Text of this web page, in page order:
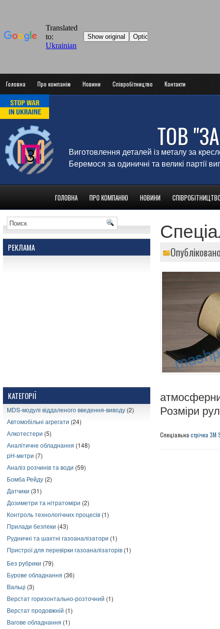
Головна Про компанію Новини Співробітництво Контакти
ТОВ
Виготовлення деталей із металу за
Беремося за одиничні та великі партії
ГОЛОВНА ПРО КОМПАНІЮ НОВИНИ
РЕКЛАМА
КАТЕГОРІЇ
MDS-модулі віддаленого введення-виводу (2)
Автомобільні агрегати (24)
Алкотестери (5)
Аналітичне обладнання (148)
pH-метри (7)
Аналіз розчинів та води (59)
Бомба Рейду (2)
Датчики (31)
Дозиметри та нітратоміри (2)
Контроль технологічних процесів (1)
Прилади безпеки (43)
Рудничні та шахтні газоаналізатори (1)
Пристрої для перевірки газоаналізаторів (1)
Без рубрики (79)
Бурове обладнання (36)
Вальці (3)
Верстат горизонтально-розточний (1)
Верстат продовжній (1)
Вагове обладнання (1)
Розміри
Спеціальна стрічка